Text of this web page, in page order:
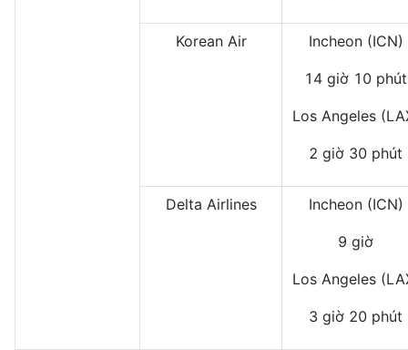
Korean Air Incheon (ICN)
14 giờ 10 phút
Los Angeles
2 giờ 30 phút
Delta Airlines Incheon (ICN)
9 giờ
Los Angeles
3 giờ 20 phút